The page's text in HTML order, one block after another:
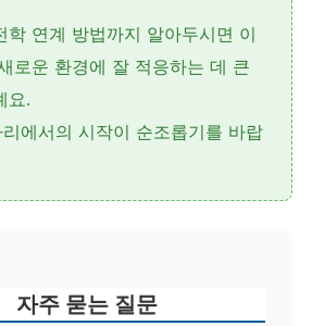
학 연계 방법까지 알아두시면 이
로운 환경에 잘 적응하는 데 큰
요.
에서의 시작이 순조롭기를 바랍
자주 묻는 질문